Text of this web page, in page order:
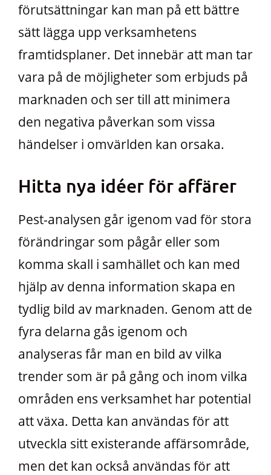
förutsättningar kan man på ett bättre
sätt lägga upp verksamhetens
framtidsplaner. Det innebär att man tar
vara på de möjligheter som erbjuds på
marknaden och ser till att minimera
den negativa påverkan som vissa
händelser i omvärlden kan orsaka.
Hitta nya idéer för affärer
Pest-analysen går igenom vad för stora
förändringar som pågår eller som
komma skall i samhället och kan med
hjälp av denna information skapa en
tydlig bild av marknaden. Genom att de
fyra delarna gås igenom och
analyseras får man en bild av vilka
trender som är på gång och inom vilka
områden ens verksamhet har potential
att växa. Detta kan användas för att
utveckla sitt existerande affärsområde,
men det kan också användas för att